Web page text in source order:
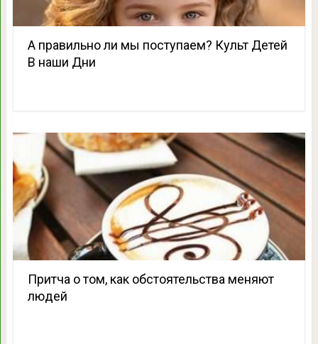
А правильно ли мы поступаем? Культ Детей
В наши Дни
Притча о том, как обстоятельства меняют
людей